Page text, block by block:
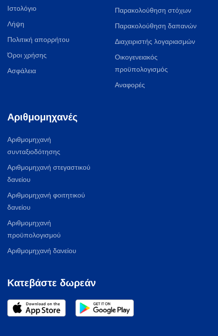
Ιστολόγιο
Λήψη
Πολιτική απορρήτου
Όροι χρήσης
Ασφάλεια
Παρακολούθηση στόχων
Παρακολούθηση δαπανών
Διαχειριστής λογαριασμών
Οικογενειακός
προϋπολογισμός
Αναφορές
Αριθμομηχανές
Αριθμομηχανή
συνταξιοδότησης
Αριθμομηχανή στεγαστικού
δανείου
Αριθμομηχανή φοιτητικού
δανείου
Αριθμομηχανή
προϋπολογισμού
Αριθμομηχανή δανείου
Κατεβάστε δωρεάν